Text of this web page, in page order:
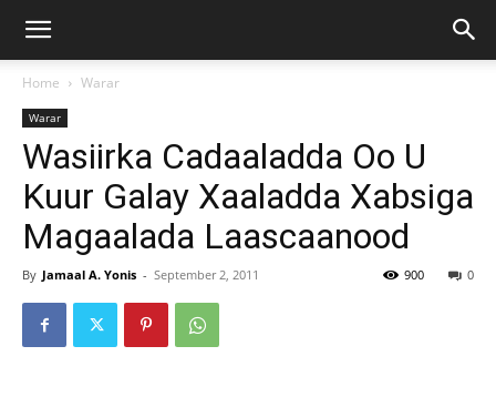
Home Warar
Warar
Wasiirka Cadaaladda Oo U
Kuur Galay Xaaladda Xabsiga
Magaalada Laascaanood
By Jamaal A. Yonis - September 2, 2011 0
900